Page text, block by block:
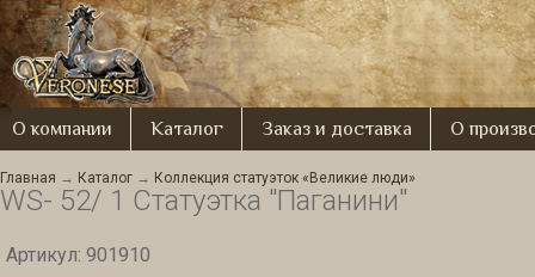
О компании Каталог Заказ и доставка О
Главная → Каталог → Коллекция статуэток «Великие люди»
WS- 52/ 1 Статуэтка "Паганини"
Артикул: 901910